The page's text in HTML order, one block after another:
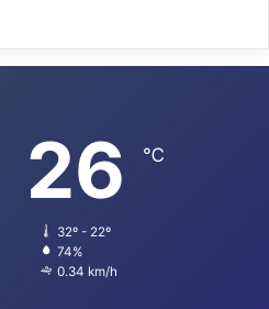
26 ℃
32º - 22º
74%
0.34 km/h